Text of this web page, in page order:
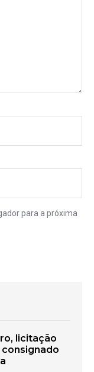
para a próxima
licitação